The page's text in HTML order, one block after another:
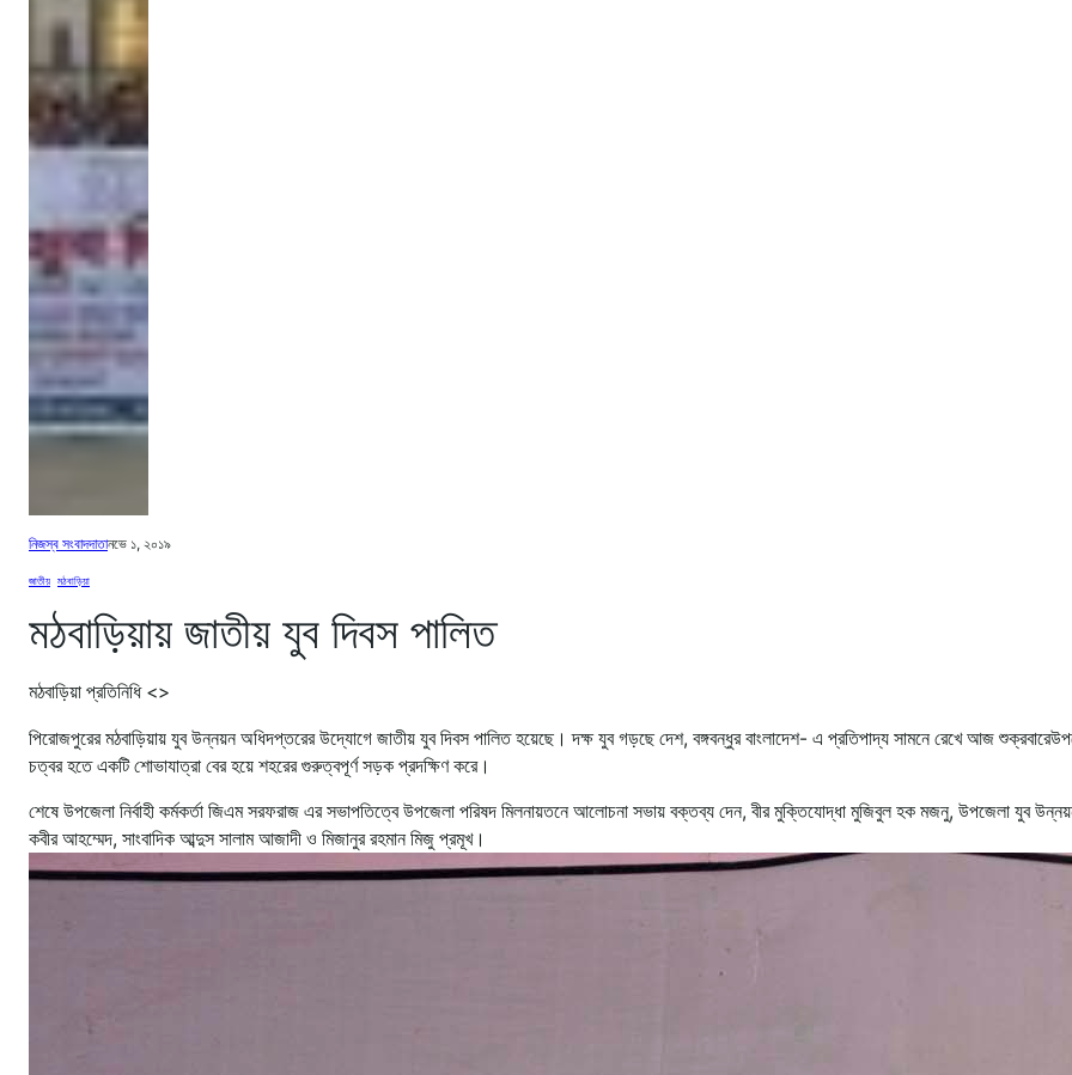
নিজস্ব সংবাদদাতানভে ১, ২০১৯
জাতীয় মঠবাড়িয়া
মঠবাড়িয়ায় জাতীয় যুব দিবস পালিত
মঠবাড়িয়া প্রতিনিধি <>
পিরোজপুরের মঠবাড়িয়ায় যুব উন্নয়ন অধিদপ্তরের উদ্যোগে জাতীয় যুব দিবস পালিত হয়েছে। দক্ষ যুব গড়ছে দেশ, বঙ্গবন্ধুর বাংলাদেশ- এ প্রতিপাদ্য সামনে রেখে আজ
চত্বর হতে একটি শোভাযাত্রা বের হয়ে শহরের গুরুত্বপূর্ণ সড়ক প্রদক্ষিণ করে।
শেষে উপজেলা নির্বাহী কর্মকর্তা জিএম সরফরাজ এর সভাপতিত্বে উপজেলা পরিষদ মিলনায়তনে আলোচনা সভায় বক্তব্য দেন, বীর মুক্তিযোদ্ধা মুজিবুল হক মজনু, উপজেলা যুব
কবীর আহম্মেদ, সাংবাদিক আব্দুস সালাম আজাদী ও মিজানুর রহমান মিজু প্রমূখ।